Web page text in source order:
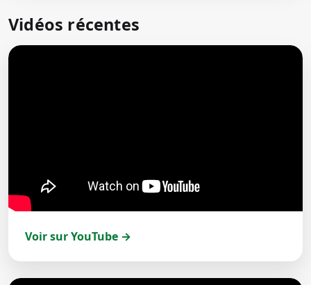
Vidéos récentes
Voir sur YouTube →